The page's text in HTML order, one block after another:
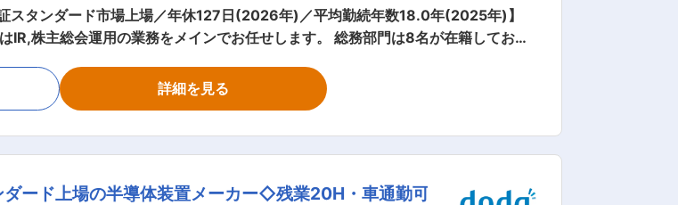
スタンダード市場上場／年休127日(2026年)／平均勤続年数18.0年(2025年)】
株主総会運用の業務をメインでお任せします。 総務部門は8名が在籍してお
務 ・法定書類の作成 ・その他総務庶務業務（例:持株会、生保・損保事務、備品管
物）管理等） ■組織の雰囲気： 総務部門は現在8名の組織（60代2名、50代1
売・サービスすべて自社で行う独立系メーカーです。その中でも、テスタやハン
詳細を見る
ード上場の半導体装置メーカー◇残業20H・車通勤可